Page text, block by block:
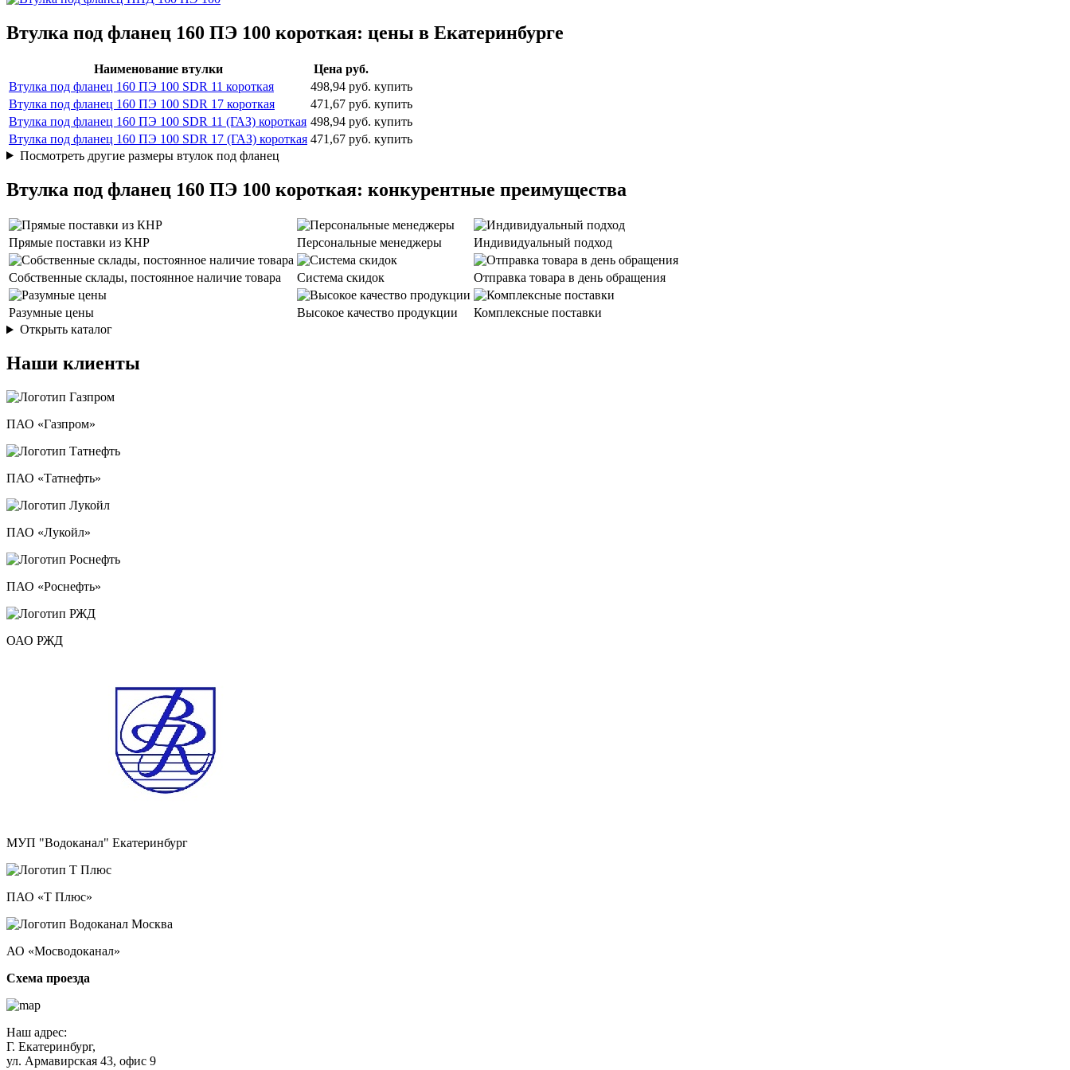
Втулка под фланец 160 ПЭ 100 короткая: цены в Екатеринбурге
Наименование втулки
Цена руб.
Втулка под фланец 160 ПЭ 100 SDR 11 короткая
498,94 руб. купить
Втулка под фланец 160 ПЭ 100 SDR 17 короткая
471,67 руб. купить
Втулка под фланец 160 ПЭ 100 SDR 11 (ГАЗ) короткая 498,94 руб. купить
Втулка под фланец 160 ПЭ 100 SDR 17 (ГАЗ) короткая 471,67 руб. купить
Посмотреть другие размеры втулок под фланец
Втулка под фланец 160 ПЭ 100 короткая: конкурентные преимущества
Прямые поставки из КНР Персональные менеджеры Индивидуальный подход
Собственные склады, постоянное наличие товара Система скидок Отправка товара в день обращения
Разумные цены Высокое качество продукции
Комплексные поставки
Открыть каталог
Наши клиенты
ПАО «Газпром»
ПАО «Татнефть»
ПАО «Лукойл»
ПАО «Роснефть»
ОАО РЖД
МУП "Водоканал" Екатеринбург
ПАО «Т Плюс»
АО «Мосводоканал»
Схема проезда
Наш адрес:
Г. Екатеринбург,
ул. Армавирская 43, офис 9